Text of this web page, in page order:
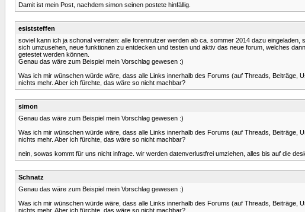
Damit ist mein Post, nachdem simon seinen postete hinfällig.
esiststeffen
soviel kann ich ja schonal verraten: alle forennutzer werden ab ca. sommer 2014 dazu
sich umzusehen, neue funktionen zu entdecken und testen und aktiv das neue forum, welches
getestet werden können.
Genau das wäre zum Beispiel mein Vorschlag gewesen :)
Was ich mir wünschen würde wäre, dass alle Links innerhalb des Forums (auf Threads, Beiträge,
nichts mehr. Aber ich fürchte, das wäre so nicht machbar?
simon
Genau das wäre zum Beispiel mein Vorschlag gewesen :)
Was ich mir wünschen würde wäre, dass alle Links innerhalb des Forums (auf Threads, Beiträge,
nichts mehr. Aber ich fürchte, das wäre so nicht machbar?
nein, sowas kommt für uns nicht infrage. wir werden datenverlustfrei umziehen, alles bis auf die
Schnatz
Genau das wäre zum Beispiel mein Vorschlag gewesen :)
Was ich mir wünschen würde wäre, dass alle Links innerhalb des Forums (auf Threads, Beiträge,
nichts mehr. Aber ich fürchte, das wäre so nicht machbar?